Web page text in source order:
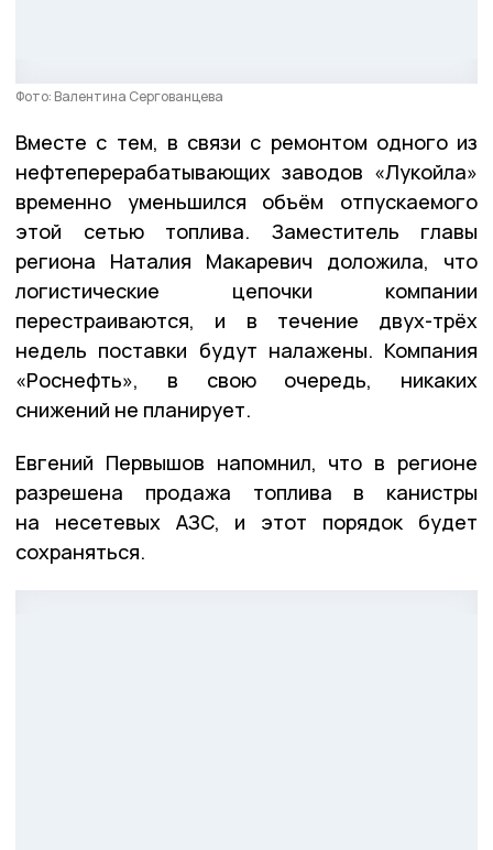
Фото: Валентина Сергованцева
Вместе с тем, в связи с ремонтом одного из
нефтеперерабатывающих заводов «Лукойла»
временно уменьшился объём отпускаемого
этой сетью топлива. Заместитель главы
региона Наталия Макаревич доложила, что
логистические цепочки компании
перестраиваются, и в течение двух-трёх
недель поставки будут налажены. Компания
«Роснефть», в свою очередь, никаких
снижений не планирует.
Евгений Первышов напомнил, что в регионе
разрешена продажа топлива в канистры
на несетевых АЗС, и этот порядок будет
сохраняться.